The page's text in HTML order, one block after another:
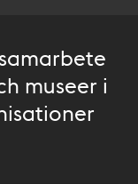
museer i